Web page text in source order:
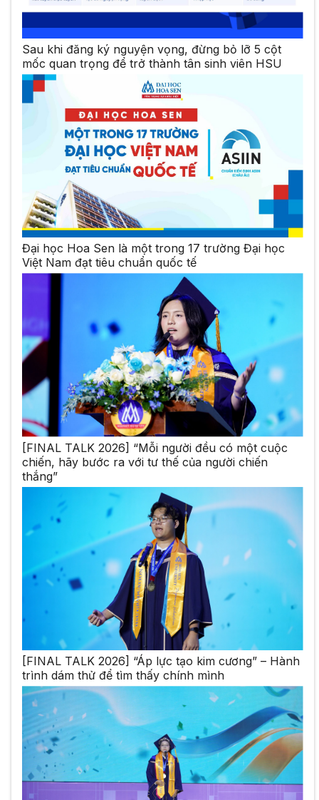
Sau khi đăng ký nguyện vọng, đừng bỏ lỡ 5 cột
mốc quan trọng để trở thành tân sinh viên HSU
Đại học Hoa Sen là một trong 17 trường Đại học
Việt Nam đạt tiêu chuẩn quốc tế
[FINAL TALK 2026] “Mỗi người đều có một cuộc
chiến, hãy bước ra với tư thế của người chiến
thắng”
[FINAL TALK 2026] “Áp lực tạo kim cương” – Hành
trình dám thử để tìm thấy chính mình